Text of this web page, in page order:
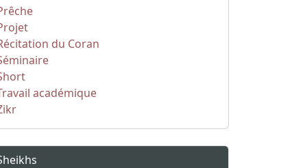
du Coran
académique